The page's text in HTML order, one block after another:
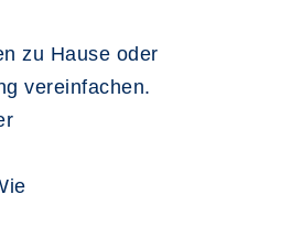
zu Hause oder
vereinfachen.